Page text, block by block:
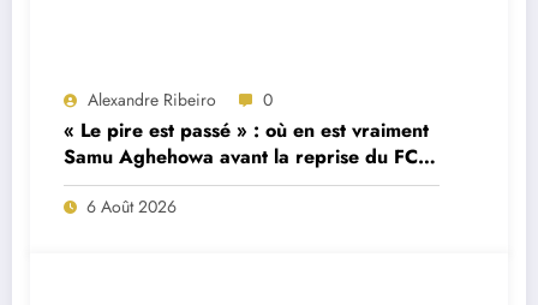
Alexandre Ribeiro 0
« Le pire est passé » : où en est vraiment
Samu Aghehowa avant la reprise du FC
Porto ?
6 Août 2026